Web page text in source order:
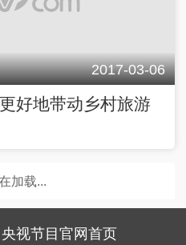
2017-03-06
好地带动乡村旅游
加载...
央视节目官网首页